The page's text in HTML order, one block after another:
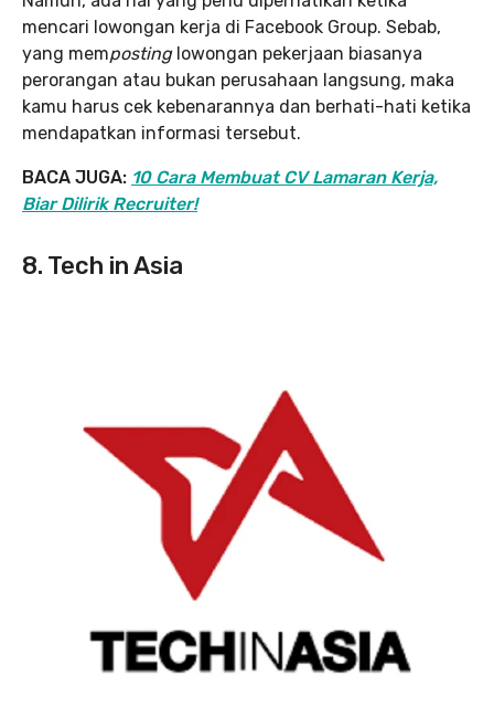
mencari lowongan kerja di Facebook Group. Sebab,
yang mempostinglowongan pekerjaan biasanya
perorangan atau bukan perusahaan langsung, maka
kamu harus cek kebenarannya dan berhati-hati ketika
mendapatkan informasi tersebut.
BACA JUGA: 10 Cara Membuat CV Lamaran Kerja,
Biar Dilirik Recruiter!
8. Tech in Asia